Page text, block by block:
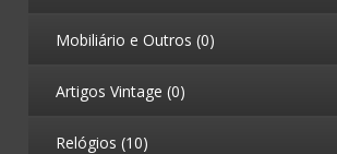
Mobiliário e Outros (0)
Artigos Vintage (0)
Relógios (10)